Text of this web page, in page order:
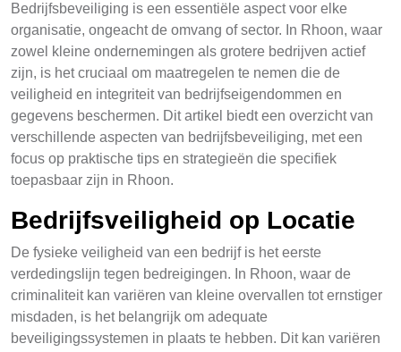
Bedrijfsbeveiliging is een essentiële aspect voor elke
organisatie, ongeacht de omvang of sector. In Rhoon, waar
zowel kleine ondernemingen als grotere bedrijven actief
zijn, is het cruciaal om maatregelen te nemen die de
veiligheid en integriteit van bedrijfseigendommen en
gegevens beschermen. Dit artikel biedt een overzicht van
verschillende aspecten van bedrijfsbeveiliging, met een
focus op praktische tips en strategieën die specifiek
toepasbaar zijn in Rhoon.
Bedrijfsveiligheid op Locatie
De fysieke veiligheid van een bedrijf is het eerste
verdedingslijn tegen bedreigingen. In Rhoon, waar de
criminaliteit kan variëren van kleine overvallen tot ernstiger
misdaden, is het belangrijk om adequate
beveiligingssystemen in plaats te hebben. Dit kan variëren